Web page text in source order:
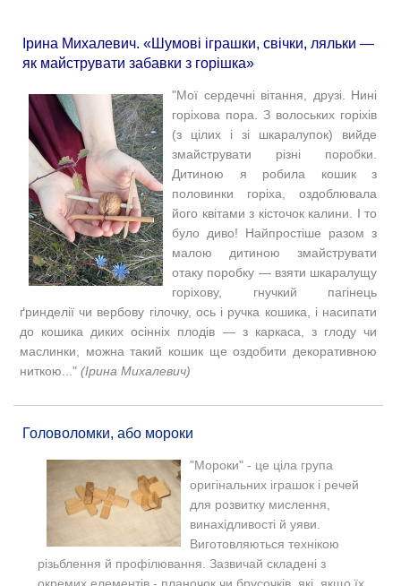
Ірина Михалевич. «Шумові іграшки, свічки, ляльки —
як майструвати забавки з горішка»
"Мої сердечні вітання, друзі. Нині
горіхова пора. З волоських горіхів
(з цілих і зі шкаралупок) вийде
змайструвати різні поробки.
Дитиною я робила кошик з
половинки горіха, оздоблювала
його квітами з кісточок калини. І то
було диво! Найпростіше разом з
малою дитиною змайструвати
отаку поробку — взяти шкаралущу
горіхову, гнучкий пагінець
ґринделії чи вербову гілочку, ось і ручка кошика, і насипати
до кошика диких осінніх плодів — з каркаса, з глоду чи
маслинки, можна такий кошик ще оздобити декоративною
ниткою..." (Ірина Михалевич)
Головоломки, або мороки
"Мороки" - це ціла група
оригінальних іграшок і речей
для розвитку мислення,
винахідливості й уяви.
Виготовляються технікою
різьблення й профілювання. Зазвичай складені з